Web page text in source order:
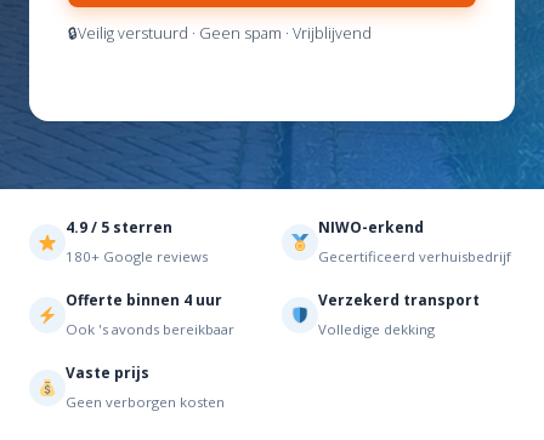
Veilig verstuurd · Geen spam · Vrijblijvend
4.9 / 5 sterren
180+ Google reviews
NIWO-erkend
Gecertificeerd verhuisbedrijf
Offerte binnen 4 uur
Ook 's avonds bereikbaar
Verzekerd transport
Volledige dekking
Vaste prijs
Geen verborgen kosten